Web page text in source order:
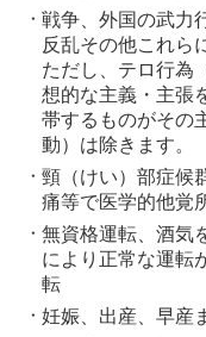
戦争、外国の武力
反乱その他これら
ただし、テロ行為
想的な主義・主張
帯するものがその
動）は除きます。
頸（けい）部症候
痛等で医学的他覚
無資格運転、酒気
により正常な運転
転
妊娠、出産、早産